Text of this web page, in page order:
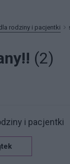
rodziny i pacjentki
(2)
i pacjentki